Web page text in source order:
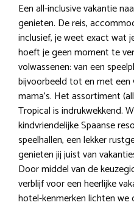
Een all-inclusive vakantie
genieten. De reis,
inclusief, je weet exact wat
hoeft je geen moment te
volwassenen: van een
bijvoorbeeld tot en met een
mama’s. Het assortiment
Tropical is indrukwekkend.
kindvriendelijke Spaanse
speelhallen, een lekker
genieten jij juist van
Door middel van de
verblijf voor een heerlijke
hotel-kenmerken lichten we